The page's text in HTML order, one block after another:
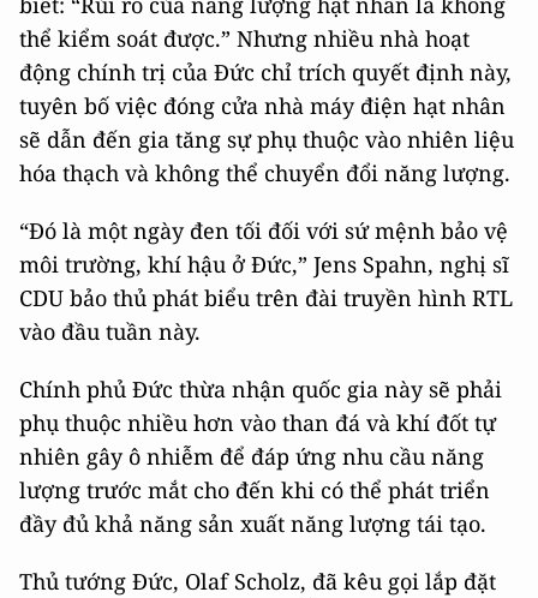
thể kiểm soát được.” Nhưng nhiều nhà hoạt
động chính trị của Đức chỉ trích quyết định này,
tuyên bố việc đóng cửa nhà máy điện hạt nhân
sẽ dẫn đến gia tăng sự phụ thuộc vào nhiên liệu
hóa thạch và không thể chuyển đổi năng lượng.
“Đó là một ngày đen tối đối với sứ mệnh bảo vệ
môi trường, khí hậu ở Đức,” Jens Spahn, nghị sĩ
CDU bảo thủ phát biểu trên đài truyền hình RTL
vào đầu tuần này.
Chính phủ Đức thừa nhận quốc gia này sẽ phải
phụ thuộc nhiều hơn vào than đá và khí đốt tự
nhiên gây ô nhiễm để đáp ứng nhu cầu năng
lượng trước mắt cho đến khi có thể phát triển
đầy đủ khả năng sản xuất năng lượng tái tạo.
Thủ tướng Đức, Olaf Scholz, đã kêu gọi lắp đặt